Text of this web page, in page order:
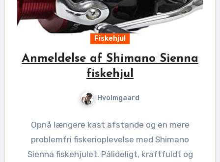
Fiskehjul
Anmeldelse af Shimano Sienna
fiskehjul
Hvolmgaard
Opnå længere kast afstande og en mere
problemfri fiskerioplevelse med Shimano
Sienna fiskehjulet. Pålideligt, kraftfuldt og